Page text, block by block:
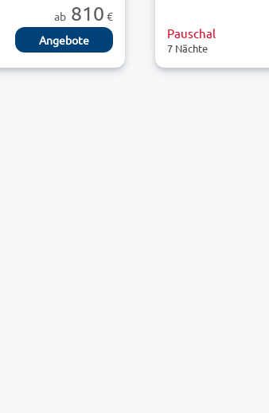
ab810 €
Angebote Pauschal
7 Nächte